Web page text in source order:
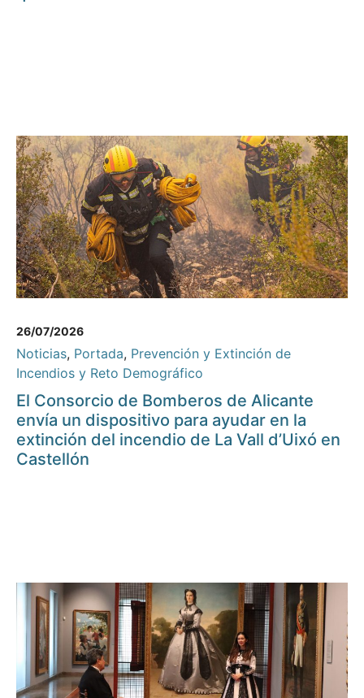
26/07/2026
Noticias, Portada, Prevención y Extinción de
Incendios y Reto Demográfico
El Consorcio de Bomberos de Alicante
envía un dispositivo para ayudar en la
extinción del incendio de La Vall d’Uixó en
Castellón